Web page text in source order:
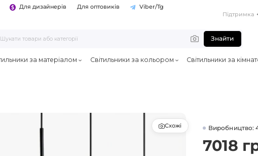
Для дизайнерів Для оптовиків Viber/Tg
Підтримка
Знайти
за матеріалом Світильники за кольором Світильники за
Схожі Виробництво:
7018